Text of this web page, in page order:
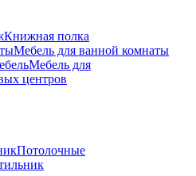
Книжная полка
Мебель для ванной комнаты
Мебель для
центров
Потолочные